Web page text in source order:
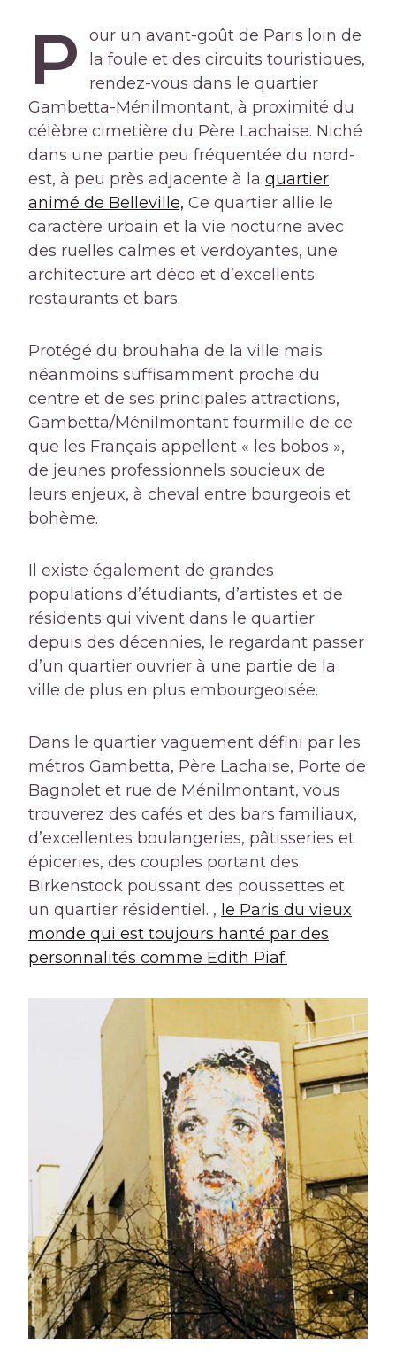
P
our un avant-goût de Paris loin de
la foule et des circuits touristiques,
rendez-vous dans le quartier
Gambetta-Ménilmontant, à proximité du
célèbre cimetière du Père Lachaise. Niché
dans une partie peu fréquentée du nord-
est, à peu près adjacente à la quartier
animé de Belleville, Ce quartier allie le
caractère urbain et la vie nocturne avec
des ruelles calmes et verdoyantes, une
architecture art déco et d’excellents
restaurants et bars.
Protégé du brouhaha de la ville mais
néanmoins suffisamment proche du
centre et de ses principales attractions,
Gambetta/Ménilmontant fourmille de ce
que les Français appellent « les bobos »,
de jeunes professionnels soucieux de
leurs enjeux, à cheval entre bourgeois et
bohème.
Il existe également de grandes
populations d’étudiants, d’artistes et de
résidents qui vivent dans le quartier
depuis des décennies, le regardant passer
d’un quartier ouvrier à une partie de la
ville de plus en plus embourgeoisée.
Dans le quartier vaguement défini par les
métros Gambetta, Père Lachaise, Porte de
Bagnolet et rue de Ménilmontant, vous
trouverez des cafés et des bars familiaux,
d’excellentes boulangeries, pâtisseries et
épiceries, des couples portant des
Birkenstock poussant des poussettes et
un quartier résidentiel. , le Paris du vieux
monde qui est toujours hanté par des
personnalités comme Edith Piaf.